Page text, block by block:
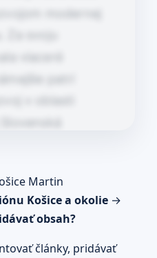
Košice…
Martin
Košice a okolie →
obsah?
články, pridávať